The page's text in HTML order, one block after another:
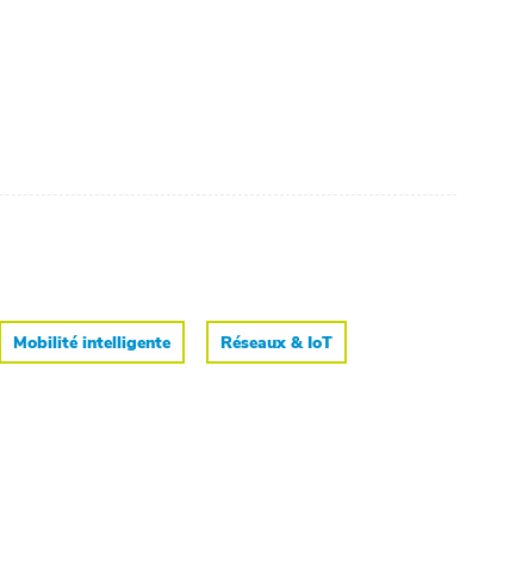
Mobilité intelligente Réseaux & IoT